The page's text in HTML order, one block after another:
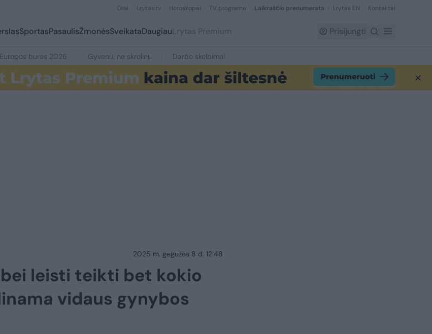
Orai Lrytas.tv Horoskopai TV programa Laikraščio prenumerata Lrytas EN Kontaktai
SportasPasaulisŽmonėsSveikataDaugiauLrytas Premium Prisijungti
Europos burės 2026 Gyvenu, ne skrolinu Darbo skelbimai
2025 m. gegužės 8 d. 12:48
leisti teikti bet kokio
vidaus gynybos